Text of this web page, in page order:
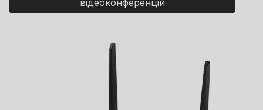
відеоконференцій